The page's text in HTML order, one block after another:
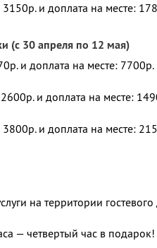
и доплата на месте:
(с 30 апреля по 12 мая)
и доплата на месте:
и доплата на месте:
и доплата на месте:
на территории
— четвертый час в подарок!